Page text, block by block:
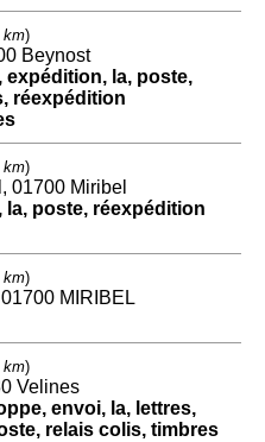
km)
Beynost
la, poste,
réexpédition
km)
01700 Miribel
poste, réexpédition
km)
MIRIBEL
km)
Velines
envoi, la, lettres,
relais colis, timbres